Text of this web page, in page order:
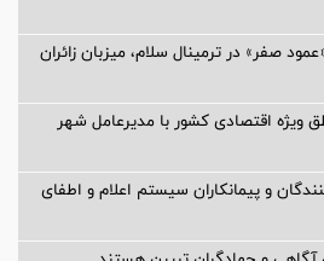
صفر» در ترمینال سلام، میزبان زائران
ویژه اقتصادی کشور با مدیرعامل شهر
و پیمانکاران سیستم اعلام و اطفای